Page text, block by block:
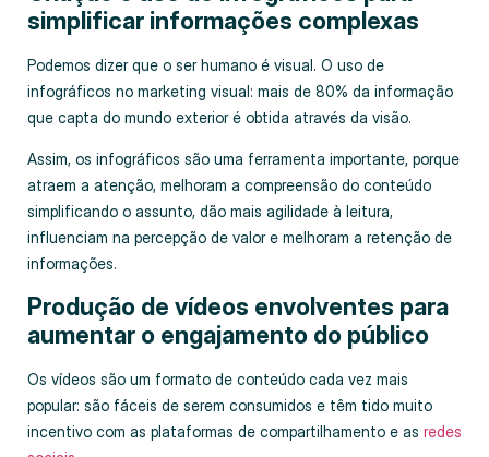
simplificar informações complexas
Podemos dizer que o ser humano é visual. O uso de
infográficos no marketing visual: mais de 80% da informação
que capta do mundo exterior é obtida através da visão.
Assim, os infográficos são uma ferramenta importante, porque
atraem a atenção, melhoram a compreensão do conteúdo
simplificando o assunto, dão mais agilidade à leitura,
influenciam na percepção de valor e melhoram a retenção de
informações.
Produção de vídeos envolventes para
aumentar o engajamento do público
Os vídeos são um formato de conteúdo cada vez mais
popular: são fáceis de serem consumidos e têm tido muito
incentivo com as plataformas de compartilhamento e as redes